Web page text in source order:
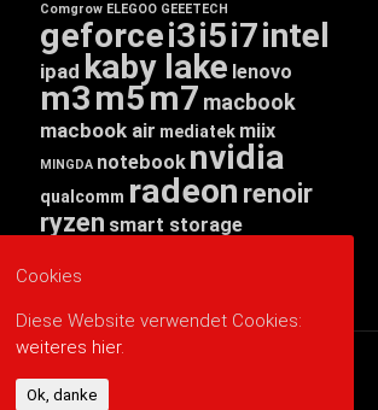
Comgrow ELEGOO GEEETECH
geforcei3i5i7intel
ipad kaby lake lenovo
m3m5m7 macbook
macbook air mediatek miix
MINGDA notebook nvidia
qualcomm radeon renoir
ryzen smart storage
threadripper
WERBUNG
Cookies
Diese Website verwendet Cookies:
weiteres hier.
Ok, danke